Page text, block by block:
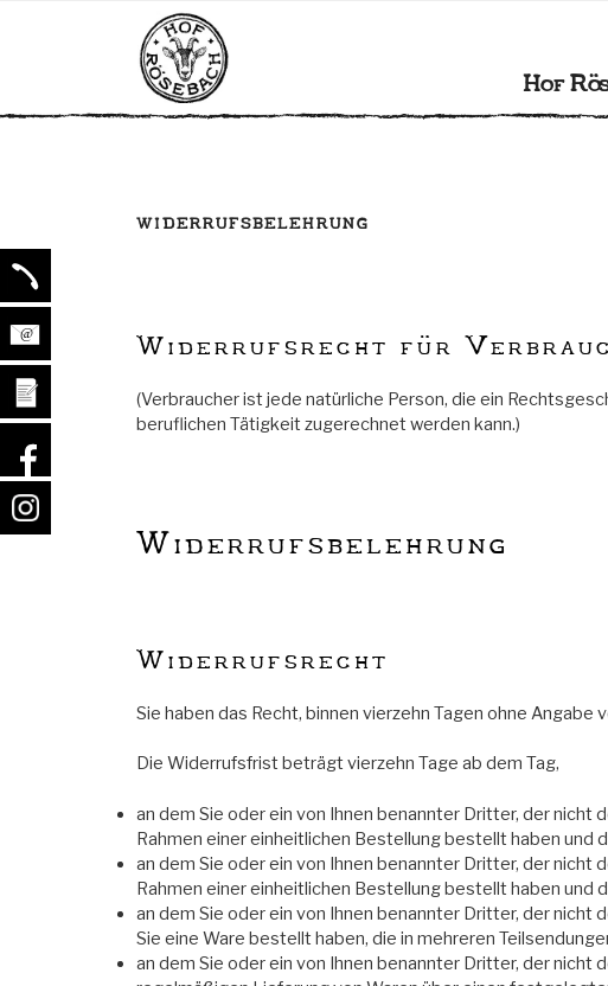
Hof
WIDERRUFSBELEHRUNG
Widerrufsrecht für
(Verbraucher ist jede natürliche Person, die ein
beruflichen Tätigkeit zugerechnet werden kann.)
Widerrufsbelehrung
Widerrufsrecht
Sie haben das Recht, binnen vierzehn Tagen ohne Angabe
Die Widerrufsfrist beträgt vierzehn Tage ab dem Tag,
an dem Sie oder ein von Ihnen benannter Dritter, der nicht
Rahmen einer einheitlichen Bestellung bestellt haben und
an dem Sie oder ein von Ihnen benannter Dritter, der nicht
Rahmen einer einheitlichen Bestellung bestellt haben
an dem Sie oder ein von Ihnen benannter Dritter, der
Sie eine Ware bestellt haben, die in mehreren
an dem Sie oder ein von Ihnen benannter Dritter, der nicht